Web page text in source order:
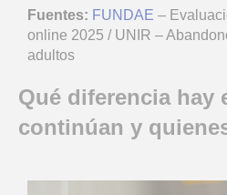
Fuentes: FUNDAE –
online 2025 / UNIR –
adultos
Qué diferencia hay
continúan y